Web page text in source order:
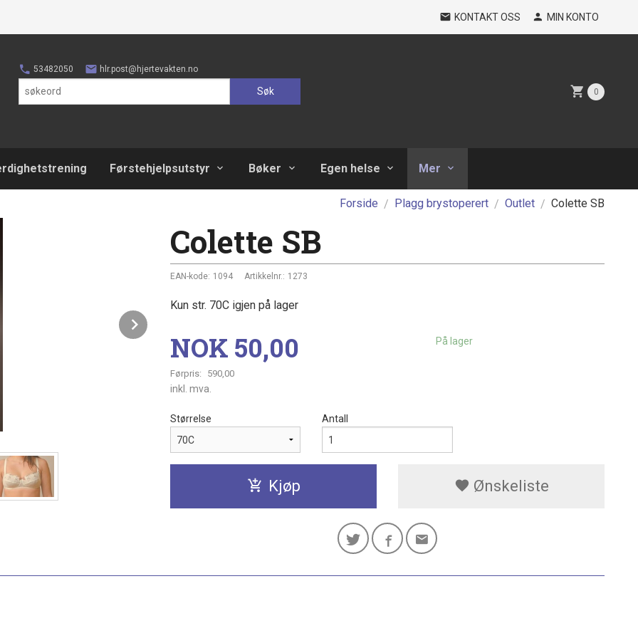
KONTAKT OSS MIN KONTO
53482050 hlr.post@hjertevakten.no
Søk 0
Førstehjelpsutstyr Bøker Egen helse Mer
Forside Plagg brystoperert Outlet Colette SB
Colette SB
EAN-kode: 1094 Artikkelnr.: 1273
Kun str. 70C igjen på lager
Tilbud
NOK 50,00
Førpris: 590,00
Rabatt
inkl. mva.
På lager
Størrelse Antall
Kjøp Ønskeliste